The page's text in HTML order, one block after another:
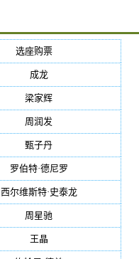
选座购票(5384)
成龙(46)
梁家辉
周润发
甄子丹
罗伯特·德尼罗
西尔维斯特·史泰龙(29)
周星驰
王晶